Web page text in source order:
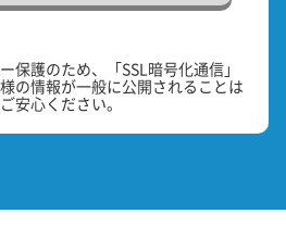
保護のため、「SSL暗号化通信」
の情報が一般に公開されることは
安心ください。